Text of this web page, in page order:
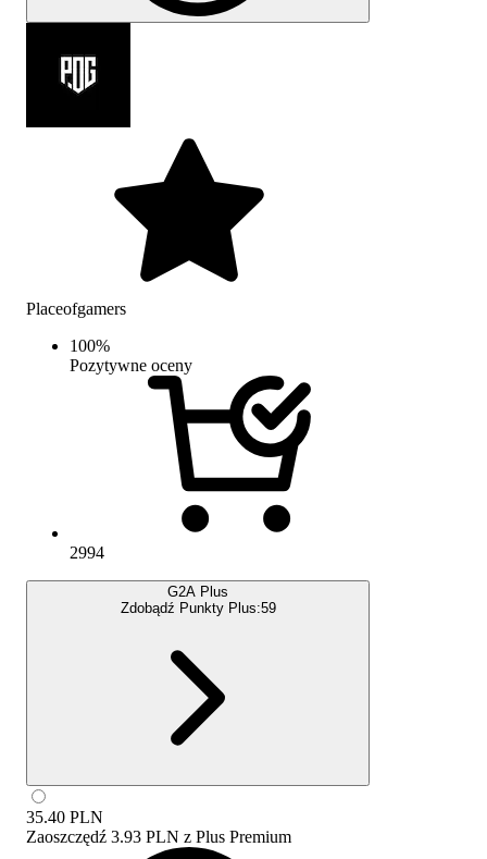
Placeofgamers
100%
Pozytywne oceny
2994
G2A Plus
Zdobądź Punkty Plus:59
35.40 PLN
Zaoszczędź 3.93 PLN z Plus Premium